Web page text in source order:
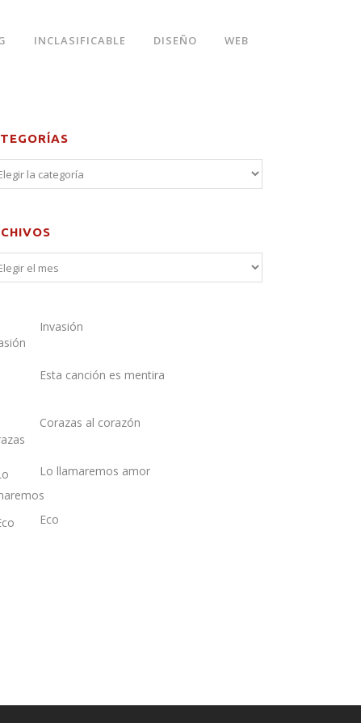
INCLASIFICABLE DISEÑO WEB
Invasión
Esta canción es mentira
Corazas al corazón
Lo llamaremos amor
Eco